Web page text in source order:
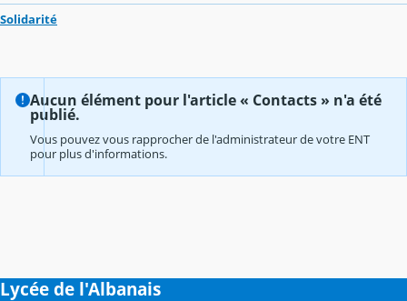
Solidarité
Aucun élément pour l'article « Contacts » n'a été
publié.
Vous pouvez vous rapprocher de l'administrateur de votre ENT
pour plus d'informations.
Lycée de l'Albanais